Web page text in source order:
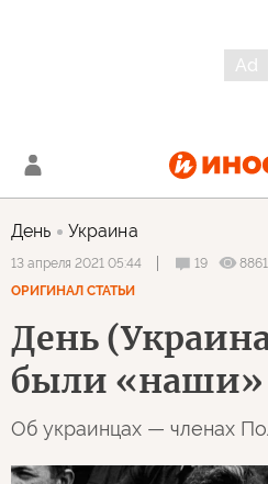
День Украина
13 апреля 2021 05:44 19
8861
ОРИГИНАЛ СТАТЬИ
День
были «наши»
Об украинцах — членах